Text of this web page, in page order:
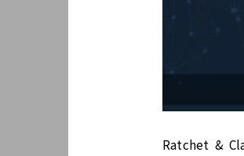
Ratchet &